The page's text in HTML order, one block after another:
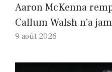
Aaron McKenna
Callum Walsh n'a
9 août 2026